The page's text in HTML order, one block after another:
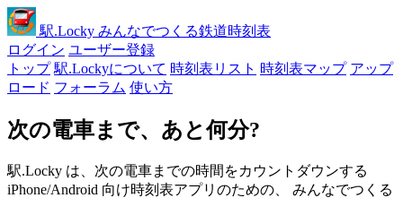
駅.Locky みんなでつくる鉄道時刻表
ログイン ユーザー登録
トップ 駅.Lockyについて 時刻表リスト 時刻表マップ アップ
ロード フォーラム 使い方
次の電車まで、あと何分?
駅.Locky は、次の電車までの時間をカウントダウンする
iPhone/Android 向け時刻表アプリのための、 みんなでつくる